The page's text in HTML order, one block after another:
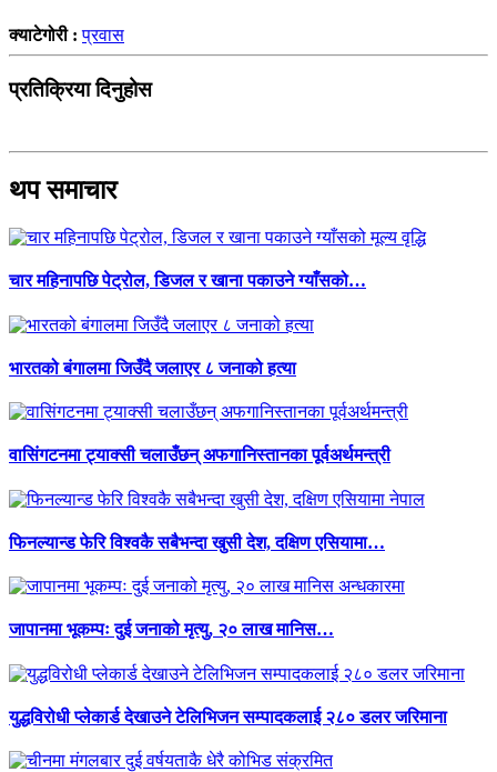
क्याटेगोरी :प्रवास
प्रतिक्रिया दिनुहोस
थप समाचार
चार महिनापछि पेट्रोल, डिजल र खाना पकाउने ग्याँसको…
भारतको बंगालमा जिउँदै जलाएर ८ जनाको हत्या
वासिंगटनमा ट्याक्सी चलाउँछन् अफगानिस्तानका पूर्वअर्थमन्त्री
फिनल्यान्ड फेरि विश्वकै सबैभन्दा खुसी देश, दक्षिण एसियामा…
जापानमा भूकम्पः दुई जनाको मृत्यु, २० लाख मानिस…
युद्धविरोधी प्लेकार्ड देखाउने टेलिभिजन सम्पादकलाई २८० डलर जरिमाना